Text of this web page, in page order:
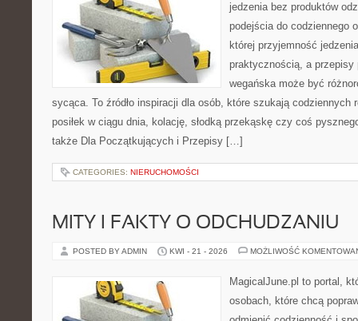
jedzenia bez produktów
podejścia do codziennego
której przyjemność
praktycznością, a przepisy
wegańska może być
sycąca. To źródło inspiracji dla osób, które szukają codziennych
posiłek w ciągu dnia, kolację, słodką przekąskę czy coś
także Dla Początkujących i Przepisy […]
CATEGORIES: NIERUCHOMOŚCI
MITY I FAKTY O ODCHUDZANIU
POSTED BY ADMIN KWI - 21 - 2026 MOŻLIWOŚĆ
MagicalJune.pl to portal,
osobach, które chcą